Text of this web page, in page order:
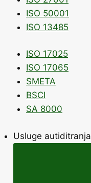
ISO 50001
ISO 13485
ISO 17025
ISO 17065
SMETA
BSCI
SA 8000
Usluge autiditranja